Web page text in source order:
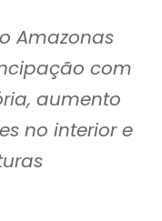
Amazonas
com
aumento
no interior e